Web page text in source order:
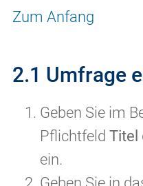
Zum Anfang
2.1 Umfrage
Geben Sie im
Pflichtfeld Titel
ein.